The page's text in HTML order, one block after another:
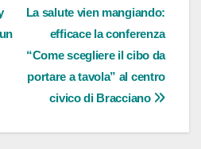
La salute vien mangiando:
efficace la conferenza
“Come scegliere il cibo da
portare a tavola” al centro
civico di Bracciano